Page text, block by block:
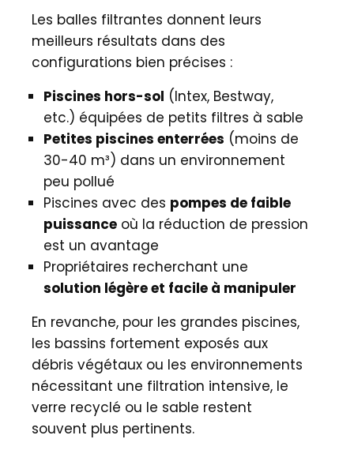
Les balles filtrantes donnent leurs
meilleurs résultats dans des
configurations bien précises :
Piscines hors-sol (Intex, Bestway,
etc.) équipées de petits filtres à sable
Petites piscines enterrées (moins de
30-40 m³) dans un environnement
peu pollué
Piscines avec des pompes de faible
puissance où la réduction de pression
est un avantage
Propriétaires recherchant une
solution légère et facile à manipuler
En revanche, pour les grandes piscines,
les bassins fortement exposés aux
débris végétaux ou les environnements
nécessitant une filtration intensive, le
verre recyclé ou le sable restent
souvent plus pertinents.